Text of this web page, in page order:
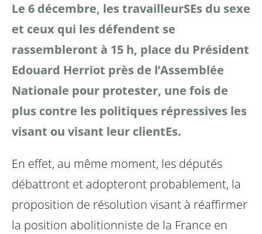
Le 6 décembre, les travailleurSEs du sexe
et ceux qui les défendent se
rassembleront à 15 h, place du Président
Edouard Herriot près de l’Assemblée
Nationale pour protester, une fois de
plus contre les politiques répressives les
visant ou visant leur clientEs.
En effet, au même moment, les députés
débattront et adopteront probablement, la
proposition de résolution visant à réaffirmer
la position abolitionniste de la France en